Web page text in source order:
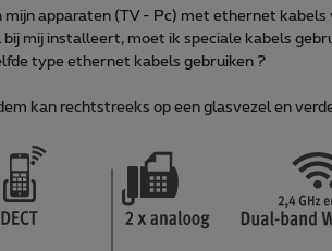
mijn apparaten (TV - Pc) met ethernet kabels
bij mij installeert, moet ik speciale kabels
type ethernet kabels gebruiken ?
kan rechtstreeks op een glasvezel en